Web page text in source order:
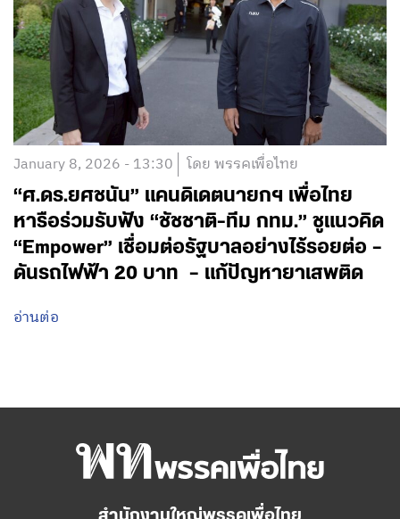
January 8, 2026 - 13:30 โดย พรรคเพื่อไทย
“ศ.ดร.ยศชนัน” แคนดิเดตนายกฯ เพื่อไทย
หารือร่วมรับฟัง “ชัชชาติ-ทีม กทม.” ชูแนวคิด
“Empower” เชื่อมต่อรัฐบาลอย่างไร้รอยต่อ –
ดันรถไฟฟ้า 20 บาท – แก้ปัญหายาเสพติด
อ่านต่อ